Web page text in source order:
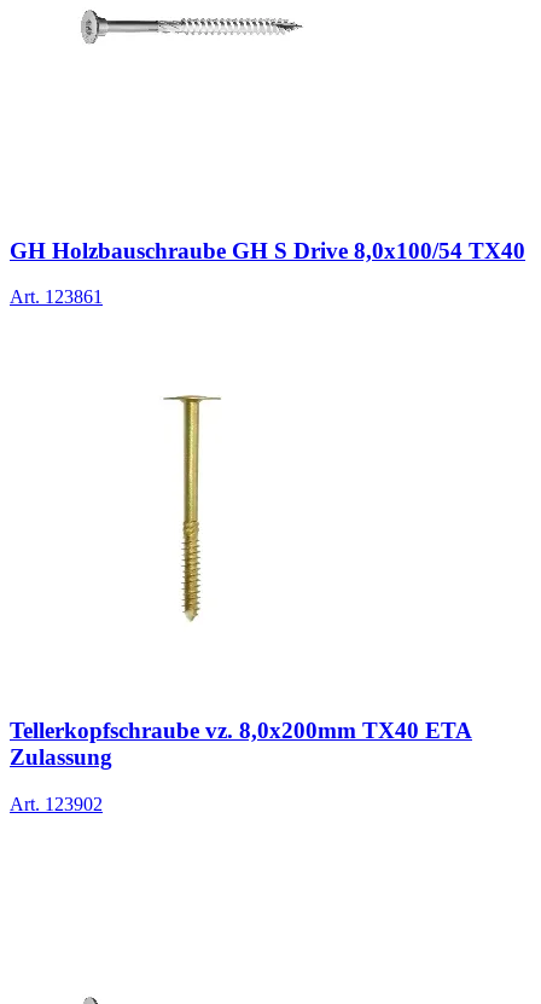
GH Holzbauschraube GH S Drive 8,0x100/54 TX40
Art. 123861
Tellerkopfschraube vz. 8,0x200mm TX40 ETA
Zulassung
Art. 123902